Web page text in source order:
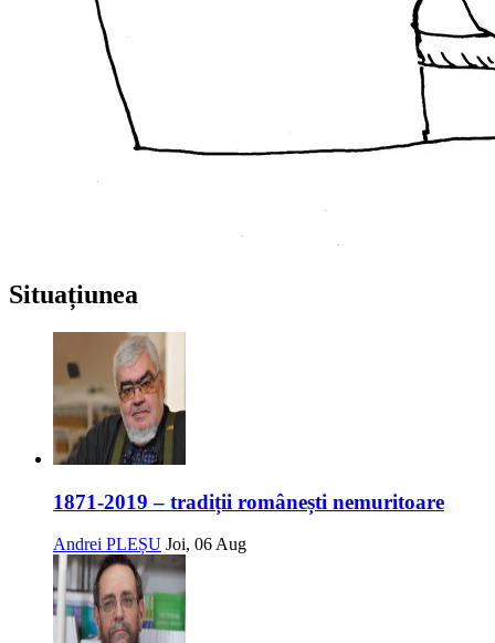
Situațiunea
1871-2019 – tradiții românești nemuritoare
Andrei PLEȘU Joi, 06 Aug